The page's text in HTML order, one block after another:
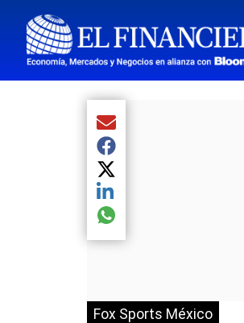
Fox Sports México
Compartir el artículo actual
Compartir el artículo actual
Compartir el artículo
Compartir el artículo actual
Compartir el artículo